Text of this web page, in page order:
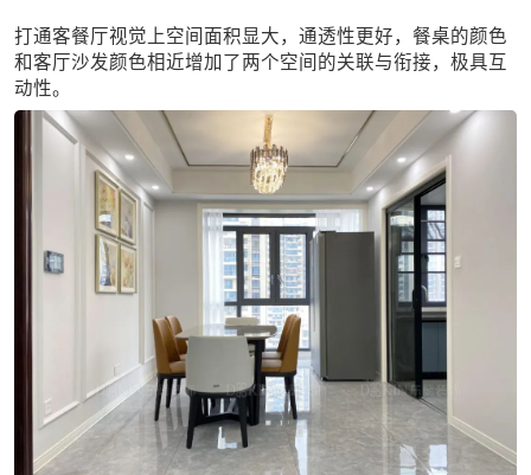
打通客餐厅视觉上空间面积显大，通透性更好，餐桌的颜色
和客厅沙发颜色相近增加了两个空间的关联与衔接，极具互
动性。